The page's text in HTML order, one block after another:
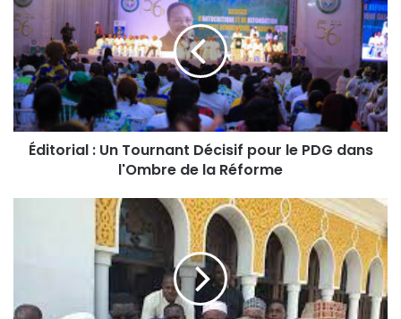
Éditorial : Un Tournant Décisif pour le PDG dans
l'Ombre de la Réforme